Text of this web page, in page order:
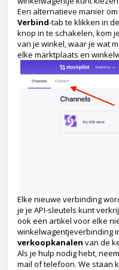
Een alternatieve manier
Verbind-tab te klikken in
knop in te schakelen, kom
van je winkel, waar je wat
elke marktplaats en
Elke nieuwe verbinding
je je API-sleutels kunt
ook een artikel voor elke
winkelwagentjeverbinding
verkoopkanalen van de
Als je hulp nodig hebt,
mail of telefoon. We staan